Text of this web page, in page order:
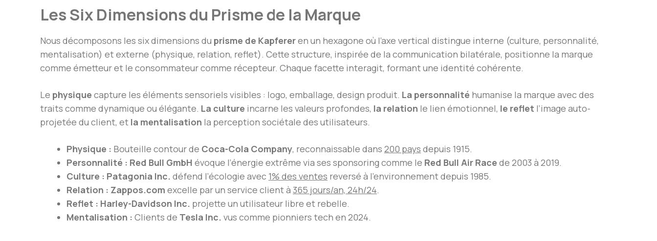
Les Six Dimensions du Prisme de la Marque
Nous décomposons les six dimensions du prisme de Kapfereren un hexagone où l’axe vertical distingue interne (culture, personnalité,
mentalisation) et externe (physique, relation, reflet). Cette structure, inspirée de la communication bilatérale, positionne la marque
comme émetteur et le consommateur comme récepteur. Chaque facette interagit, formant une identité cohérente.
Le physique capture les éléments sensoriels visibles : logo, emballage, design produit. La personnalité humanise la marque avec des
traits comme dynamique ou élégante. La culture incarne les valeurs profondes, la relation le lien émotionnel, le reflet l’image auto-
projetée du client, et la mentalisation la perception sociétale des utilisateurs.
Physique : Bouteille contour de Coca-Cola Company, reconnaissable dans 200 pays depuis 1915.
Personnalité : Red Bull GmbH évoque l’énergie extrême via ses sponsoring comme le Red Bull Air Race de 2003 à 2019.
Culture : Patagonia Inc. défend l’écologie avec 1% des ventes reversé à l’environnement depuis 1985.
Relation : Zappos.com excelle par un service client à 365 jours/an, 24h/24.
Reflet : Harley-Davidson Inc. projette un utilisateur libre et rebelle.
Mentalisation : Clients de Tesla Inc. vus comme pionniers tech en 2024.